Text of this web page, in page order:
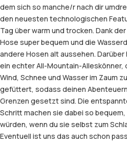
dem sich so manche/r nach dir
den neuesten technologischen
Tag über warm und trocken. Dank
Hose super bequem und die
andere Hosen alt aussehen.
ein echter All-Mountain-Alleskönner,
Wind, Schnee und Wasser im Zaum
gefüttert, sodass deinen
Grenzen gesetzt sind. Die
Schritt machen sie dabei so
würden, wenn du sie selbst zum
Eventuell ist uns das auch schon